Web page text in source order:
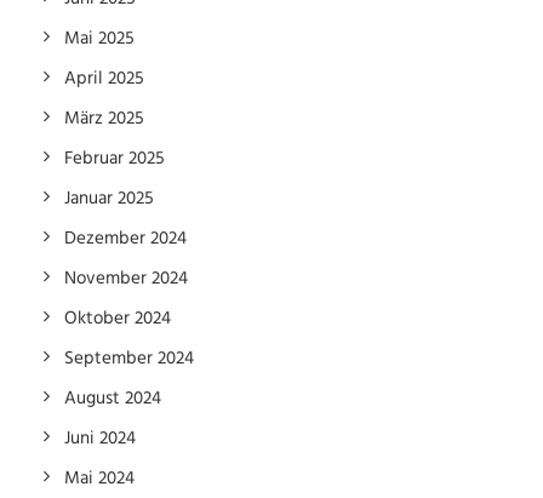
Mai 2025
April 2025
März 2025
Februar 2025
Januar 2025
Dezember 2024
November 2024
Oktober 2024
September 2024
August 2024
Juni 2024
Mai 2024